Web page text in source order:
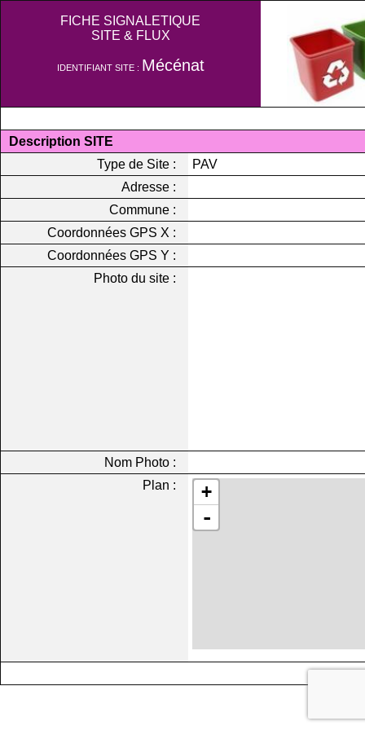
FICHE SIGNALETIQUE
SITE & FLUX
IDENTIFIANT SITE : Mécénat
Description SITE
Type de Site :
PAV
Adresse :
Commune :
Coordonnées GPS X :
Coordonnées GPS Y :
Photo du site :
Nom Photo :
Plan :
+
-